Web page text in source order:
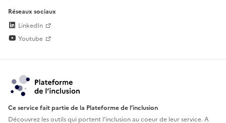
Réseaux sociaux
LinkedIn
Youtube
Ce service fait partie de la Plateforme de l’inclusion
Découvrez les outils qui portent l'inclusion aucoeur de leur service. A